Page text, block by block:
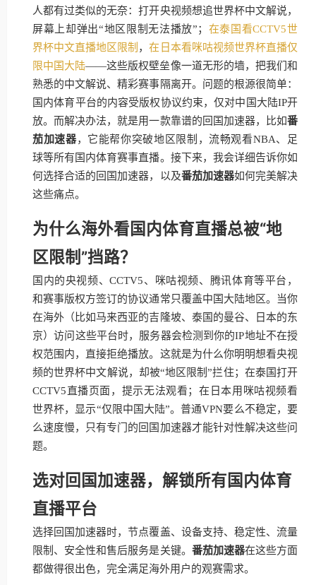
人都有过类似的无奈：打开央视频想追世界杯中文解说，
屏幕上却弹出“地区限制无法播放”； 在泰国看CCTV5世
界杯中文直播地区限制 ，在日本看咪咕视频世界杯直播仅
限中国大陆——这些版权壁垒像一道无形的墙，把我们和
熟悉的中文解说、精彩赛事隔离开。问题的根源很简单：
国内体育平台的内容受版权协议约束，仅对中国大陆IP开
放。而解决办法，就是用一款靠谱的回国加速器，比如番
茄加速器，它能帮你突破地区限制，流畅观看NBA、足
球等所有国内体育赛事直播。接下来，我会详细告诉你如
何选择合适的回国加速器，以及番茄加速器如何完美解决
这些痛点。
为什么海外看国内体育直播总被“地
区限制”挡路？
国内的央视频、CCTV5、咪咕视频、腾讯体育等平台，
和赛事版权方签订的协议通常只覆盖中国大陆地区。当你
在海外（比如马来西亚的吉隆坡、泰国的曼谷、日本的东
京）访问这些平台时，服务器会检测到你的IP地址不在授
权范围内，直接拒绝播放。这就是为什么你明明想看央视
频的世界杯中文解说，却被“地区限制”拦住；在泰国打开
CCTV5直播页面，提示无法观看；在日本用咪咕视频看
世界杯，显示“仅限中国大陆”。普通VPN要么不稳定，要
么速度慢，只有专门的回国加速器才能针对性解决这些问
题。
选对回国加速器，解锁所有国内体育
直播平台
选择回国加速器时，节点覆盖、设备支持、稳定性、流量
限制、安全性和售后服务是关键。 番茄加速器在这些方面
都做得很出色，完全满足海外用户的观赛需求。